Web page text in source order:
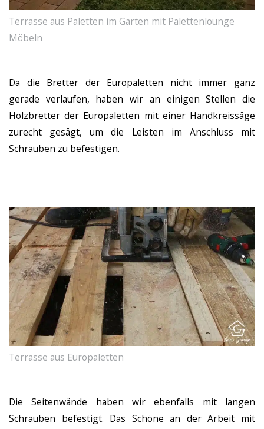
Terrasse aus Paletten im Garten mit Palettenlounge
Möbeln
Da die Bretter der Europaletten nicht immer ganz
gerade verlaufen, haben wir an einigen Stellen die
Holzbretter der Europaletten mit einer Handkreissäge
zurecht gesägt, um die Leisten im Anschluss mit
Schrauben zu befestigen.
Terrasse aus Europaletten
Die Seitenwände haben wir ebenfalls mit langen
Schrauben befestigt. Das Schöne an der Arbeit mit